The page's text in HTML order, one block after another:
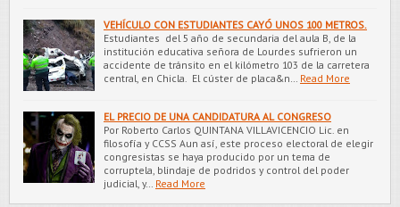
VEHÍCULO CON ESTUDIANTES CAYÓ UNOS 100 METROS.
Estudiantes del 5 año de secundaria del aula B, de la
institución educativa señora de Lourdes sufrieron un
accidente de tránsito en el kilómetro 103 de la carretera
central, en Chicla. El cúster de placa&n…
Read More
EL PRECIO DE UNA CANDIDATURA AL CONGRESO
Por Roberto Carlos QUINTANA VILLAVICENCIO Lic. en
filosofía y CCSS Aun así, este proceso electoral de elegir
congresistas se haya producido por un tema de
corruptela, blindaje de podridos y control del poder
judicial, y…
Read More